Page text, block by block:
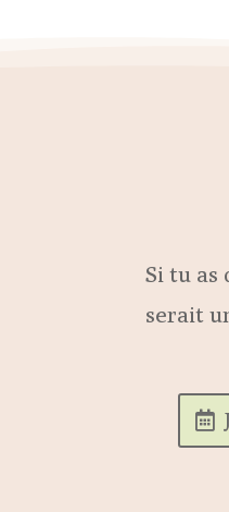
Si tu as
serait